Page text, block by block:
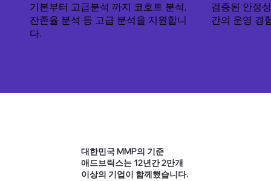
기본부터 고급분석 까지 코호트 분석,
잔존율 분석 등 고급 분석을 지원합니
다.
검증된 안정
간의 운영 경
대한민국 MMP의 기준
애드브릭스는 12년간 2만개
이상의 기업이 함께했습니다.